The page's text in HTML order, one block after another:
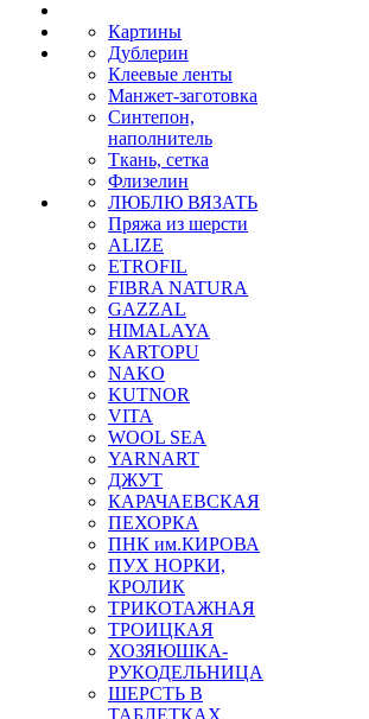
Картины
Дублерин
Клеевые ленты
Манжет-заготовка
Синтепон,
наполнитель
Ткань, сетка
Флизелин
ЛЮБЛЮ ВЯЗАТЬ
Пряжа из шерсти
ALIZE
ETROFIL
FIBRA NATURA
GAZZAL
HIMALAYA
KARTOPU
NAKO
KUTNOR
VITA
WOOL SEA
YARNART
ДЖУТ
КАРАЧАЕВСКАЯ
ПЕХОРКА
ПНК им.КИРОВА
ПУХ НОРКИ,
КРОЛИК
ТРИКОТАЖНАЯ
ТРОИЦКАЯ
ХОЗЯЮШКА-
РУКОДЕЛЬНИЦА
ШЕРСТЬ В
ТАБЛЕТКАХ